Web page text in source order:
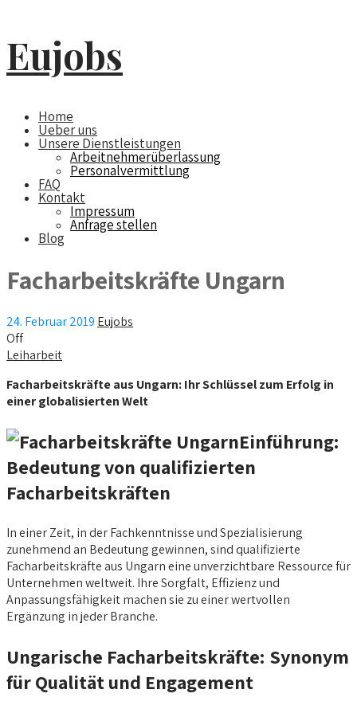
Eujobs
Home
Ueber uns
Unsere Dienstleistungen
Arbeitnehmerüberlassung
Personalvermittlung
FAQ
Kontakt
Impressum
Anfrage stellen
Blog
Facharbeitskräfte Ungarn
24. Februar 2019 Eujobs
Off
Leiharbeit
Facharbeitskräfte aus Ungarn: Ihr Schlüssel zum Erfolg in
einer globalisierten Welt
Einführung:
Bedeutung von qualifizierten
Facharbeitskräften
In einer Zeit, in der Fachkenntnisse und Spezialisierung
zunehmend an Bedeutung gewinnen, sind qualifizierte
Facharbeitskräfte aus Ungarn eine unverzichtbare Ressource für
Unternehmen weltweit. Ihre Sorgfalt, Effizienz und
Anpassungsfähigkeit machen sie zu einer wertvollen
Ergänzung in jeder Branche.
Ungarische Facharbeitskräfte: Synonym
für Qualität und Engagement